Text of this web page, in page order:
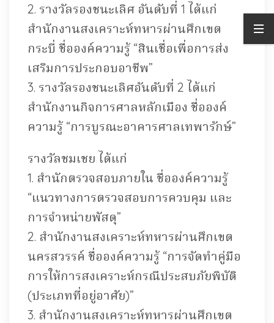
2. รางวัลรองชนะเลิศ อันดับที่ 1 ได้แก่
สำนักงานสงเคราะห์ทหารผ่านศึกเขต
กระบี่ ชื่อองค์ความรู้ “สินเชื่อเพื่อการส่ง
เสริมการประกอบอาชีพ”
3. รางวัลรองชนะเลิศอันดับที่ 2 ได้แก่
สำนักงานกิจการศาลหลักเมือง ชื่อองค์
ความรู้ “การบูรณะอาคารศาลเทพารักษ์”
รางวัลชมเชย ได้แก่
1. สำนักตรวจสอบภายใน ชื่อองค์ความรู้
“แนวทางการตรวจสอบการควบคุม และ
การจำหน่ายพัสดุ”
2. สำนักงานสงเคราะห์ทหารผ่านศึกเขต
นครสวรรค์ ชื่อองค์ความรู้ “การจัดทำคู่มือ
การให้การสงเคราะห์กรณีประสบภัยพิบัติ
(ประเภทที่อยู่อาศัย)”
3. สำนักงานสงเคราะห์ทหารผ่านศึกเขต